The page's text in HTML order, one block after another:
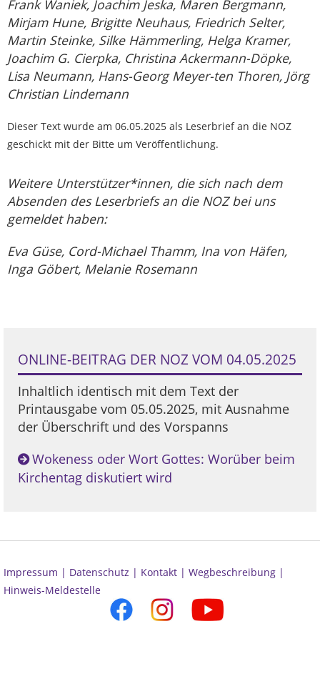
Frank Waniek, Joachim Jeska, Maren Bergmann,
Mirjam Hune, Brigitte Neuhaus, Friedrich Selter,
Martin Steinke, Silke Hämmerling, Helga Kramer,
Joachim G. Cierpka, Christina Ackermann-Döpke,
Lisa Neumann, Hans-Georg Meyer-ten Thoren, Jörg
Christian Lindemann
Dieser Text wurde am 06.05.2025 als Leserbrief an die NOZ
geschickt mit der Bitte um Veröffentlichung.
Weitere Unterstützer*innen, die sich nach dem
Absenden des Leserbriefs an die NOZ bei uns
gemeldet haben:
Eva Güse, Cord-Michael Thamm, Ina von Häfen,
Inga Göbert, Melanie Rosemann
ONLINE-BEITRAG DER NOZ VOM 04.05.2025
Inhaltlich identisch mit dem Text der
Printausgabe vom 05.05.2025, mit Ausnahme
der Überschrift und des Vorspanns
Wokeness oder Wort Gottes: Worüber beim
Kirchentag diskutiert wird
Impressum | Datenschutz | Kontakt | Wegbeschreibung |
Hinweis-Meldestelle